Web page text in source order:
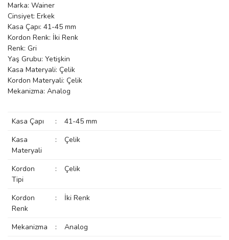
Manoir
Marka: Wainer
Cinsiyet: Erkek
Kasa Çapı: 41-45 mm
Kordon Renk: İki Renk
Renk: Gri
Yaş Grubu: Yetişkin
Kasa Materyali: Çelik
Kordon Materyali: Çelik
Mekanizma: Analog
Kasa Çapı :
41-45 mm
Kasa
Materyali
: Çelik
Kordon
Tipi
: Çelik
Kordon
Renk
: İki Renk
Mekanizma :
Analog